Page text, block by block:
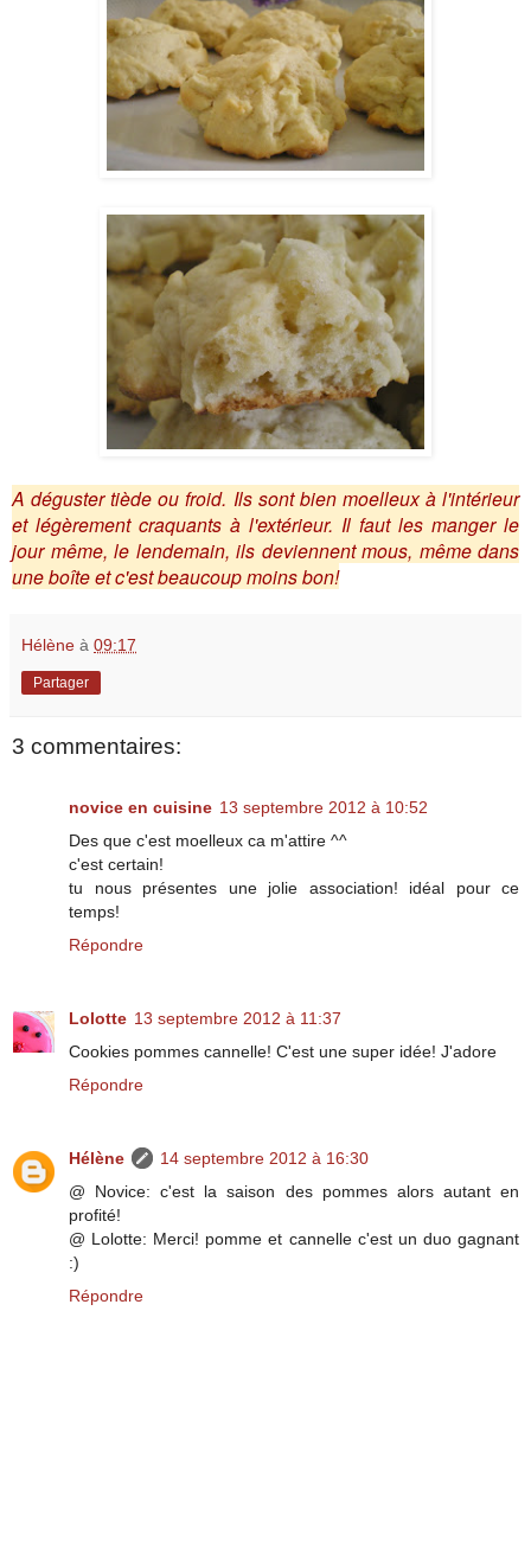
A déguster tiède ou froid. Ils sont bien moelleux à l'intérieur
et légèrement craquants à l'extérieur. Il faut les manger le
jour même, le lendemain, ils deviennent mous, même dans
une boîte et c'est beaucoup moins bon!
Hélène à 09:17
Partager
3 commentaires:
novice en cuisine 13 septembre 2012 à 10:52
Des que c'est moelleux ca m'attire ^^
c'est certain!
tu nous présentes une jolie association! idéal pour ce
temps!
Répondre
Lolotte 13 septembre 2012 à 11:37
Cookies pommes cannelle! C'est une super idée! J'adore
Répondre
Hélène
14 septembre 2012 à 16:30
@ Novice: c'est la saison des pommes alors autant en
profité!
@ Lolotte: Merci! pomme et cannelle c'est un duo gagnant
:)
Répondre